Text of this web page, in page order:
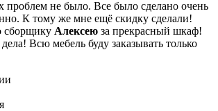
проблем не было. Все было сделано очень
К тому же мне ещё скидку сделали!
сборщику Алексею за прекрасный шкаф!
Всю мебель буду заказывать только